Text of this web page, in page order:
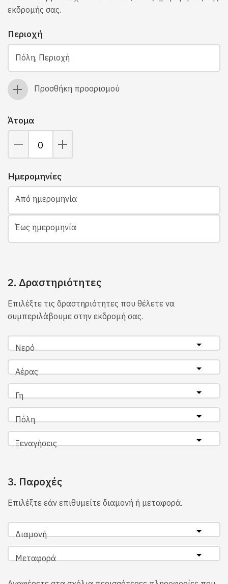
εκδρομής σας.
Περιοχή
Πόλη, Περιοχή
Προσθήκη προορισμού
Άτομα
Ημερομηνίες
Από ημερομηνία
Έως ημερομηνία
2. Δραστηριότητες
Επιλέξτε τις δραστηριότητες που θέλετε να
συμπεριλάβουμε στην εκδρομή σας.
Νερό
Αέρας
Γη
Πόλη
Ξεναγήσεις
3. Παροχές
Επιλέξτε εάν επιθυμείτε διαμονή ή μεταφορά.
Διαμονή
Μεταφορά